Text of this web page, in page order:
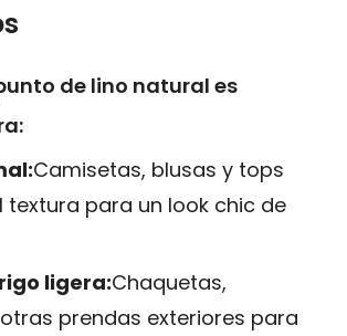
de lino natural es
Camisetas, blusas y tops
textura para un look chic de
ligera:Chaquetas,
prendas exteriores para